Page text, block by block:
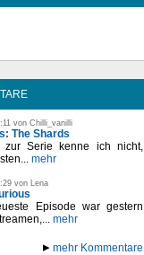
von Chilli_vanilli
The Shards
zur Serie kenne ich nicht,
mehr
von Lena
Episode war gestern
mehr
mehr Kommentare